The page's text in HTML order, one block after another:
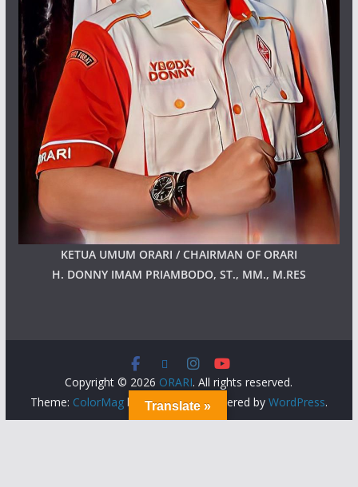
KETUA UMUM ORARI / CHAIRMAN OF ORARI
H. DONNY IMAM PRIAMBODO, ST., MM., M.RES
Copyright © 2026 ORARI. All rights reserved.
Theme: ColorMagby ThemeGrill. Powered by WordPress.
Translate »